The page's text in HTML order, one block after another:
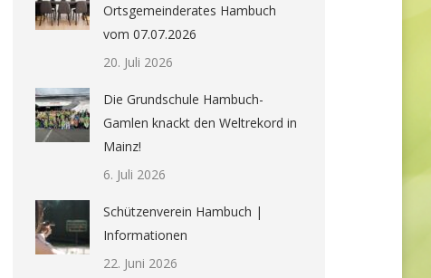
Ortsgemeinderates Hambuch
vom 07.07.2026
20. Juli 2026
Die Grundschule Hambuch-
Gamlen knackt den Weltrekord in
Mainz!
6. Juli 2026
Schützenverein Hambuch |
Informationen
22. Juni 2026